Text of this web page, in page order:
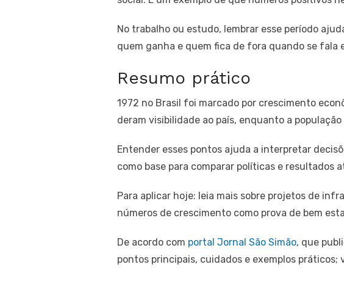
No trabalho ou estudo, lembrar esse período
quem ganha e quem fica de fora quando se fala
Resumo prático
1972 no Brasil foi marcado por crescimento
deram visibilidade ao país, enquanto a
Entender esses pontos ajuda a interpretar
como base para comparar políticas e resultados
Para aplicar hoje: leia mais sobre projetos de
números de crescimento como prova de bem
De acordo com portal Jornal São Simão, que
pontos principais, cuidados e exemplos práticos;